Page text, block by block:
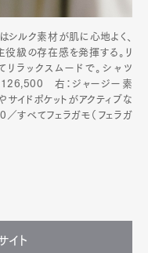
シルク素材が肌に心地よく、
役級の存在感を発揮する。リ
ラックスムードで。シャツ
右：ジャージー素
サイドポケットがアクティブな
すべてフェラガモ（フェラガ
イト